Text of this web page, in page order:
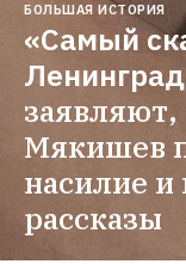
БОЛЬШАЯ ИСТОРИЯ
«Самый
Мякишев
насилие и
рассказы